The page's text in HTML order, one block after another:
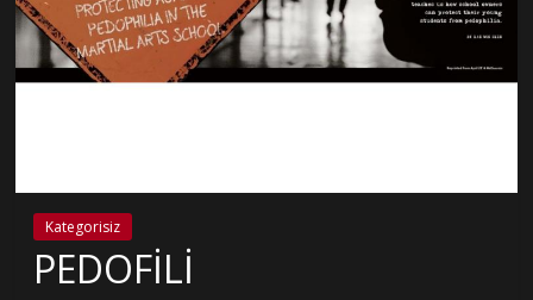
Kategorisiz
PEDOFİLİ